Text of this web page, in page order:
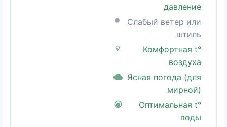
давление
Слабый ветер или
штиль
Комфортная t°
воздуха
Ясная погода (для
мирной)
Оптимальная t°
воды